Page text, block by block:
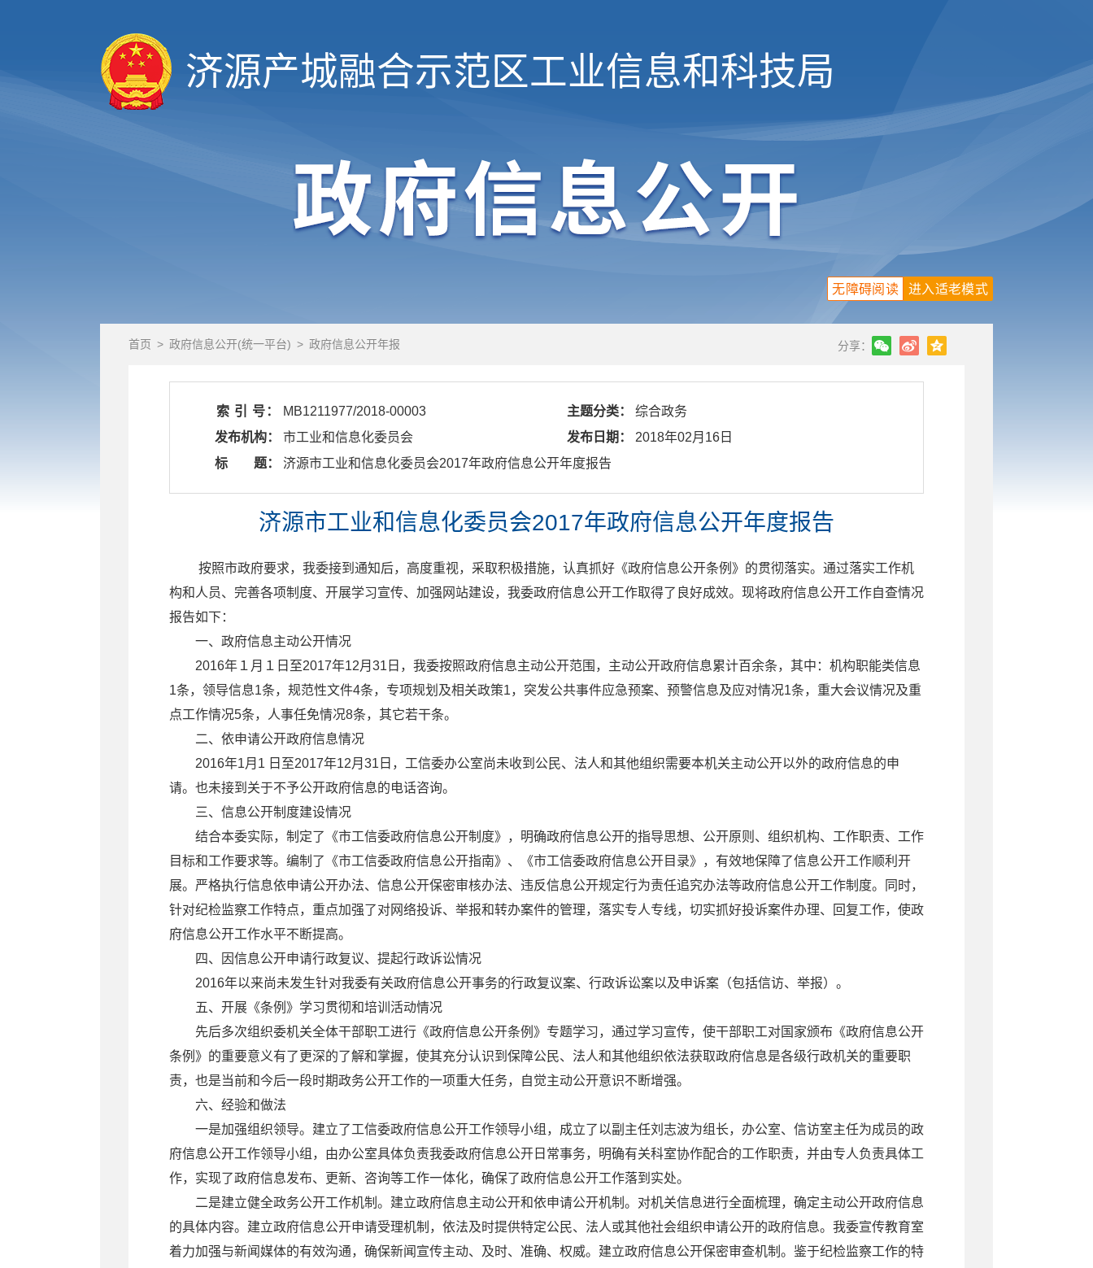
济源产城融合示范区工业信息和科技局
进入适老模式
无障碍阅读
首页 > 政府信息公开(统一平台) > 政府信息公开年报 分享：
索 引 号： MB1211977/2018-00003 主题分类：
综合政务
发布机构：
市工业和信息化委员会 发布日期：
2018年02月16日
标 题：
​ 济源市工业和信息化委员会2017年政府信息公开年度报告
济源市工业和信息化委员会2017年政府信息公开年度报告
按照市政府要求，我委接到通知后，高度重视，采取积极措施，认真抓好《政府信息公开条例》的贯彻落实。通过落实工作机
构和人员、完善各项制度、开展学习宣传、加强网站建设，我委政府信息公开工作取得了良好成效。现将政府信息公开工作自查情况
报告如下：
一、政府信息主动公开情况
2016年１月１日至2017年12月31日，我委按照政府信息主动公开范围，主动公开政府信息累计百余条，其中：机构职能类信息
1条，领导信息1条，规范性文件4条，专项规划及相关政策1，突发公共事件应急预案、预警信息及应对情况1条，重大会议情况及重
点工作情况5条，人事任免情况8条，其它若干条。
二、依申请公开政府信息情况
2016年1月1 日至2017年12月31日，工信委办公室尚未收到公民、法人和其他组织需要本机关主动公开以外的政府信息的申
请。也未接到关于不予公开政府信息的电话咨询。
三、信息公开制度建设情况
结合本委实际，制定了《市工信委政府信息公开制度》，明确政府信息公开的指导思想、公开原则、组织机构、工作职责、工作
目标和工作要求等。编制了《市工信委政府信息公开指南》、《市工信委政府信息公开目录》，有效地保障了信息公开工作顺利开
展。严格执行信息依申请公开办法、信息公开保密审核办法、违反信息公开规定行为责任追究办法等政府信息公开工作制度。同时，
针对纪检监察工作特点，重点加强了对网络投诉、举报和转办案件的管理，落实专人专线，切实抓好投诉案件办理、回复工作，使政
府信息公开工作水平不断提高。
四、因信息公开申请行政复议、提起行政诉讼情况
2016年以来尚未发生针对我委有关政府信息公开事务的行政复议案、行政诉讼案以及申诉案（包括信访、举报）。
五、开展《条例》学习贯彻和培训活动情况
先后多次组织委机关全体干部职工进行《政府信息公开条例》专题学习，通过学习宣传，使干部职工对国家颁布《政府信息公开
条例》的重要意义有了更深的了解和掌握，使其充分认识到保障公民、法人和其他组织依法获取政府信息是各级行政机关的重要职
责，也是当前和今后一段时期政务公开工作的一项重大任务，自觉主动公开意识不断增强。
六、经验和做法
一是加强组织领导。建立了工信委政府信息公开工作领导小组，成立了以副主任刘志波为组长，办公室、信访室主任为成员的政
府信息公开工作领导小组，由办公室具体负责我委政府信息公开日常事务，明确有关科室协作配合的工作职责，并由专人负责具体工
作，实现了政府信息发布、更新、咨询等工作一体化，确保了政府信息公开工作落到实处。
二是建立健全政务公开工作机制。建立政府信息主动公开和依申请公开机制。对机关信息进行全面梳理，确定主动公开政府信息
的具体内容。建立政府信息公开申请受理机制，依法及时提供特定公民、法人或其他社会组织申请公开的政府信息。我委宣传教育室
着力加强与新闻媒体的有效沟通，确保新闻宣传主动、及时、准确、权威。建立政府信息公开保密审查机制。鉴于纪检监察工作的特